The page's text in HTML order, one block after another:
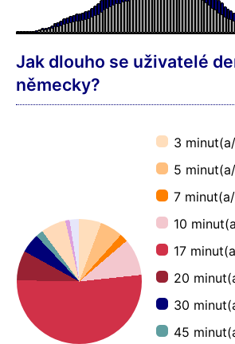
Jak dlouho se uživatelé
německy?
3
5
7
10
17
20
30
45